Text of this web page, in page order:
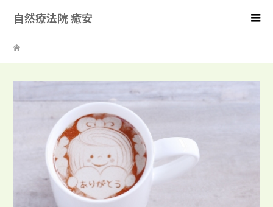
自然療法院 癒安